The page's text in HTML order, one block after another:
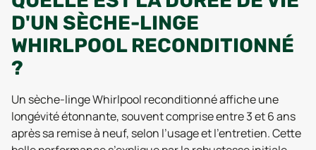
D'UN SÈCHE-LINGE
WHIRLPOOL RECONDITIONNÉ
?
Un sèche-linge Whirlpool reconditionné affiche une
longévité étonnante, souvent comprise entre 3 et 6 ans
après sa remise à neuf, selon l’usage et l’entretien. Cette